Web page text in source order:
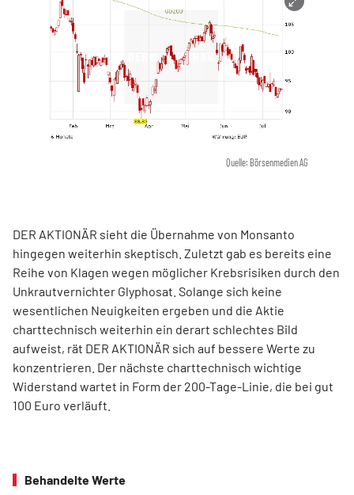
Quelle: Börsenmedien AG
DER AKTIONÄR sieht die Übernahme von Monsanto
hingegen weiterhin skeptisch. Zuletzt gab es bereits eine
Reihe von Klagen wegen möglicher Krebsrisiken durch den
Unkrautvernichter Glyphosat. Solange sich keine
wesentlichen Neuigkeiten ergeben und die Aktie
charttechnisch weiterhin ein derart schlechtes Bild
aufweist, rät DER AKTIONÄR sich auf bessere Werte zu
konzentrieren. Der nächste charttechnisch wichtige
Widerstand wartet in Form der 200-Tage-Linie, die bei gut
100 Euro verläuft.
Behandelte Werte